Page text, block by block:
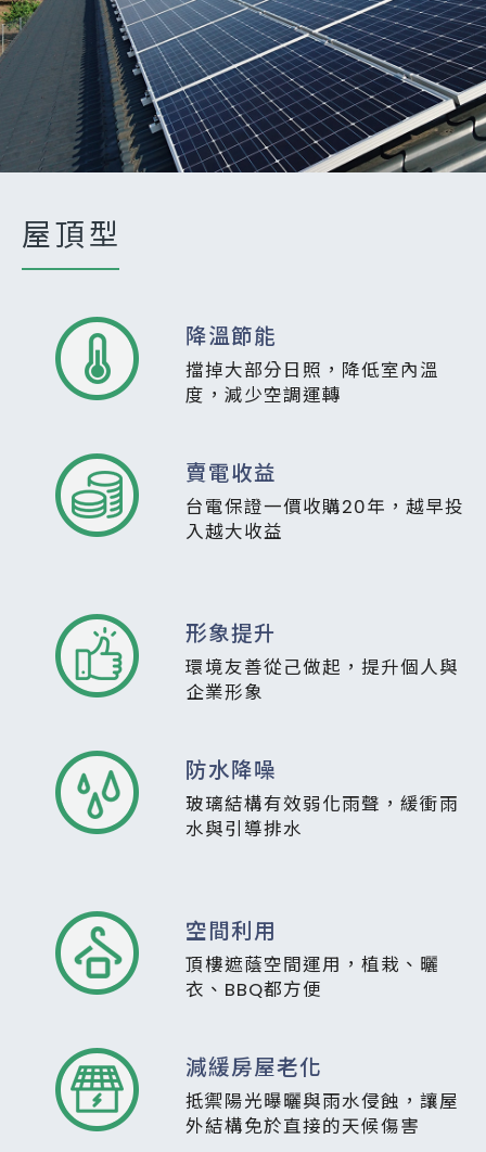
屋頂型
降溫節能
擋掉大部分日照，降低室內溫
度，減少空調運轉
賣電收益
台電保證一價收購20年，越早投
入越大收益
形象提升
環境友善從己做起，提升個人與
企業形象
防水降噪
玻璃結構有效弱化雨聲，緩衝雨
水與引導排水
空間利用
頂樓遮蔭空間運用，植栽、曬
衣、BBQ都方便
減緩房屋老化
抵禦陽光曝曬與雨水侵蝕，讓屋
外結構免於直接的天候傷害